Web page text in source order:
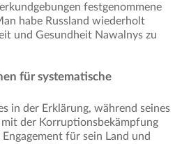
festgenommene
habe Russland wiederholt
und Gesundheit Nawalnys zu
für systematische
in der Erklärung, während seines
mit der Korruptionsbekämpfung
für sein Land und